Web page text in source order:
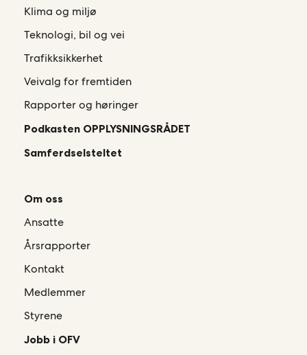
Klima og miljø
Teknologi, bil og vei
Trafikksikkerhet
Veivalg for fremtiden
Rapporter og høringer
Podkasten OPPLYSNINGSRÅDET
Samferdselsteltet
Om oss
Ansatte
Årsrapporter
Kontakt
Medlemmer
Styrene
Jobb i OFV